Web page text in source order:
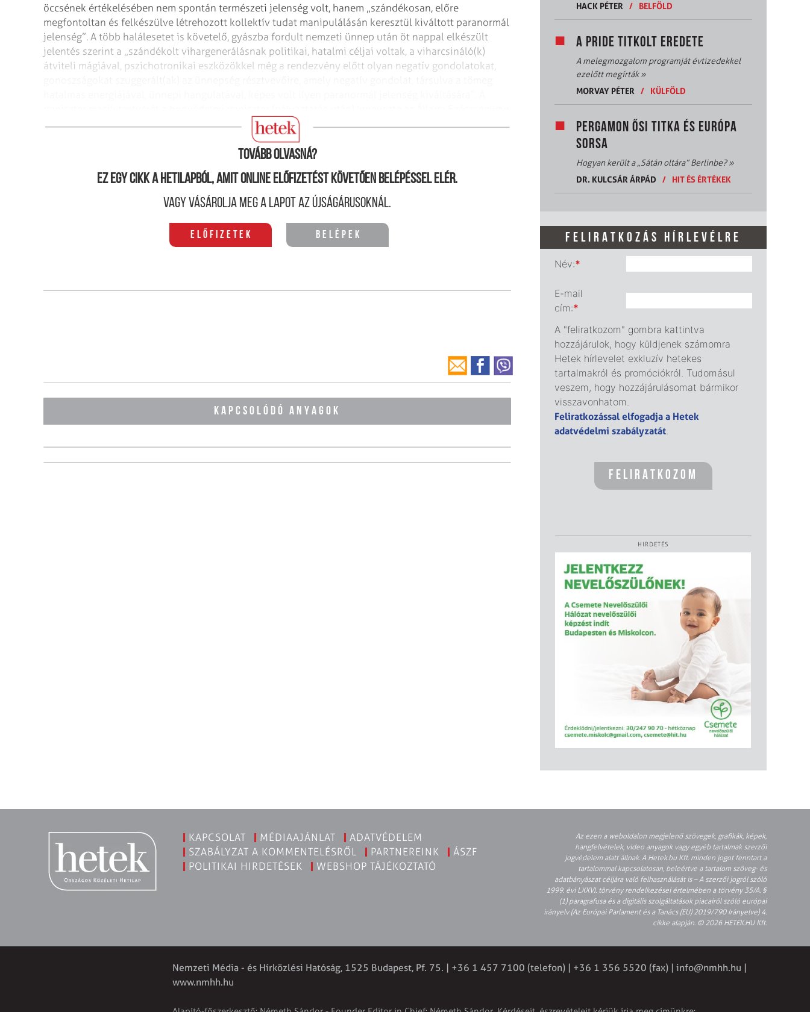
öccsének értékelésében nem spontán természeti jelenség volt, hanem „szándékosan, előre
megfontoltan és felkészülve létrehozott kollektív tudat manipulálásán keresztül kiváltott paranormál
jelenség”. A több halálesetet is követelő, gyászba fordult nemzeti ünnep után öt nappal elkészült
jelentés szerint a „szándékolt vihargenerálásnak politikai, hatalmi céljai voltak, a viharcsináló(k)
átviteli mágiával, pszichotronikai eszközökkel még a rendezvény előtt olyan negatív gondolatokat,
Központ főigazgatójának.
Tovább olvasná?
Ez egy cikk a hetilapból, amit online előfizetést követően belépéssel elér.
Vagy vásárolja meg a lapot az újságárusoknál.
Előfizetek Belépek
KAPCSOLÓDÓ ANYAGOK
HACK PÉTER
/ BELFÖLD
A PRIDE TITKOLT EREDETE
A melegmozgalom programját évtizedekkel
ezelőtt megírták»
MORVAY PÉTER
/ KÜLFÖLD
PERGAMON ŐSI TITKA ÉS EURÓPA
SORSA
Hogyan került a „Sátán oltára” Berlinbe?»
DR. KULCSÁR ÁRPÁD
/ HIT ÉS ÉRTÉKEK
FELIRATKOZÁS HÍRLEVÉLRE
Név:*
E-mail
cím:*
A "feliratkozom" gombra kattintva
hozzájárulok, hogy küldjenek számomra
Hetek hírlevelet exkluzív hetekes
tartalmakról és promóciókról. Tudomásul
veszem, hogy hozzájárulásomat bármikor
visszavonhatom.
Feliratkozással elfogadja a Hetek
adatvédelmi szabályzatát.
HIRDETÉS
KAPCSOLAT MÉDIAAJÁNLAT
ADATVÉDELEM
SZABÁLYZAT A KOMMENTELÉSRŐL
PARTNEREINK
ÁSZF
POLITIKAI HIRDETÉSEK
WEBSHOP TÁJÉKOZTATÓ
Az ezen a weboldalon megjelenő szövegek, grafikák, képek,
hangfelvételek, video anyagok vagy egyéb tartalmak szerzői
jogvédelem alatt állnak. A Hetek.hu Kft. minden jogot fenntart a
tartalommal kapcsolatosan, beleértve a tartalom szöveg- és
adatbányászat céljára való felhasználását is – A szerzői jogról szóló
1999. évi LXXVI. törvény rendelkezései értelmében a törvény 35/A. §
(1) paragrafusa és a digitális szolgáltatások piacairól szóló európai
irányelv (Az Európai Parlament és a Tanács (EU) 2019/790 Irányelve) 4.
cikke alapján. © 2026 HETEK.HU Kft.
Nemzeti Média - és Hírközlési Hatóság, 1525 Budapest, Pf. 75. | +36 1 457 7100 (telefon) | +36 1 356 5520 (fax) | info@nmhh.hu
www.nmhh.hu